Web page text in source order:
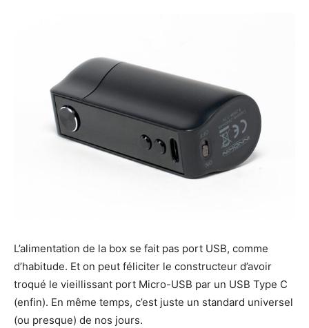
L’alimentation de la box se fait pas port USB, comme
d’habitude. Et on peut féliciter le constructeur d’avoir
troqué le vieillissant port Micro-USB par un USB Type C
(enfin). En même temps, c’est juste un standard universel
(ou presque) de nos jours.